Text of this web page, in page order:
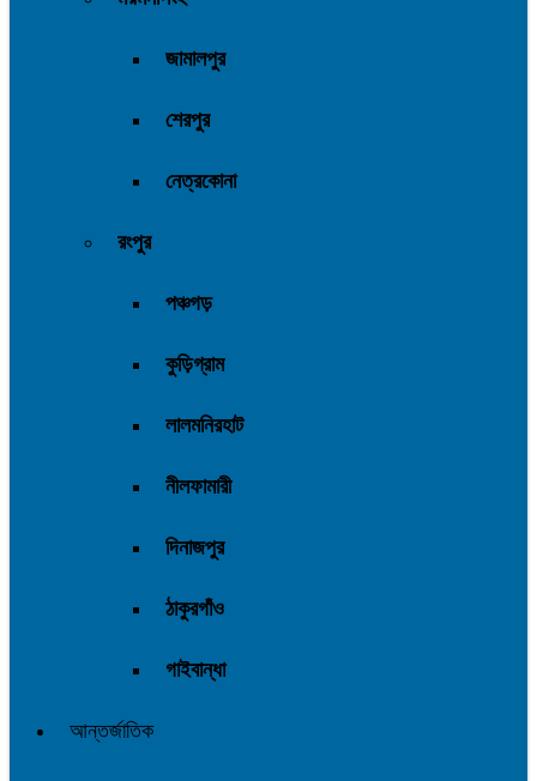
জামালপুর
শেরপুর
নেত্রকোনা
রংপুর
পঞ্চগড়
কুড়িগ্রাম
লালমনিরহাট
নীলফামারী
দিনাজপুর
ঠাকুরগাঁও
গাইবান্ধা
আন্তর্জাতিক